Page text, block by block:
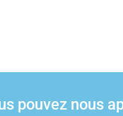
pouvez nous